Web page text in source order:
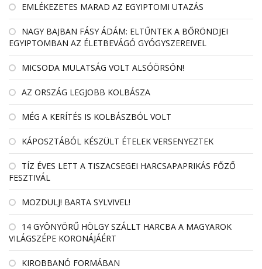
EMLÉKEZETES MARAD AZ EGYIPTOMI UTAZÁS
NAGY BAJBAN FÁSY ÁDÁM: ELTŰNTEK A BŐRÖNDJEI
EGYIPTOMBAN AZ ÉLETBEVÁGÓ GYÓGYSZEREIVEL
MICSODA MULATSÁG VOLT ALSÓÖRSÖN!
AZ ORSZÁG LEGJOBB KOLBÁSZA
MÉG A KERÍTÉS IS KOLBÁSZBÓL VOLT
KÁPOSZTÁBÓL KÉSZÜLT ÉTELEK VERSENYEZTEK
TÍZ ÉVES LETT A TISZACSEGEI HARCSAPAPRIKÁS FŐZŐ
FESZTIVÁL
MOZDULJ! BARTA SYLVIVEL!
14 GYÖNYÖRŰ HÖLGY SZÁLLT HARCBA A MAGYAROK
VILÁGSZÉPE KORONÁJÁÉRT
KIROBBANÓ FORMÁBAN